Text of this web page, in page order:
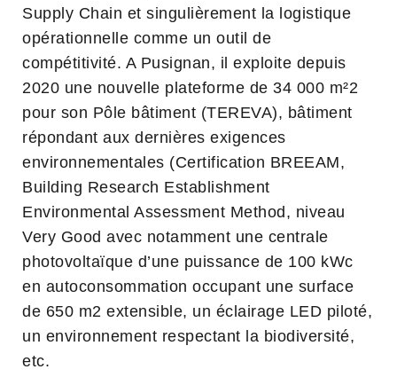
Supply Chain et singulièrement la logistique
opérationnelle comme un outil de
compétitivité. A Pusignan, il exploite depuis
2020 une nouvelle plateforme de 34 000 m²2
pour son Pôle bâtiment (TEREVA), bâtiment
répondant aux dernières exigences
environnementales (Certification BREEAM,
Building Research Establishment
Environmental Assessment Method, niveau
Very Good avec notamment une centrale
photovoltaïque d’une puissance de 100 kWc
en autoconsommation occupant une surface
de 650 m2 extensible, un éclairage LED piloté,
un environnement respectant la biodiversité,
etc.